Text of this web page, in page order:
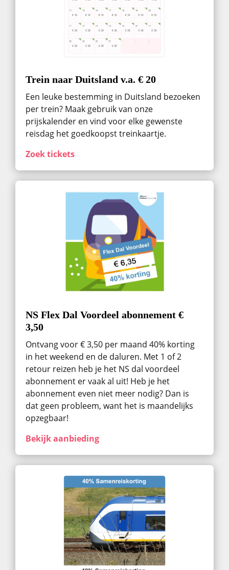
Trein naar Duitsland v.a. € 20
Een leuke bestemming in Duitsland bezoeken
per trein? Maak gebruik van onze
prijskalender en vind voor elke gewenste
reisdag het goedkoopst treinkaartje.
Zoek tickets
NS Flex Dal Voordeel abonnement €
3,50
Ontvang voor € 3,50 per maand 40% korting
in het weekend en de daluren. Met 1 of 2
retour reizen heb je het NS dal voordeel
abonnement er vaak al uit! Heb je het
abonnement even niet meer nodig? Dan is
dat geen probleem, want het is maandelijks
opzegbaar!
Bekijk aanbieding